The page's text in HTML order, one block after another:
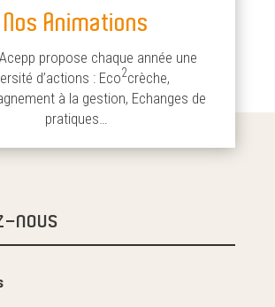
Nos Animations
propose chaque année une
d’actions : Eco2crèche,
à la gestion, Echanges de
pratiques…
nous